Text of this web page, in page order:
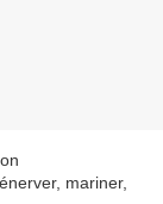
mariner,